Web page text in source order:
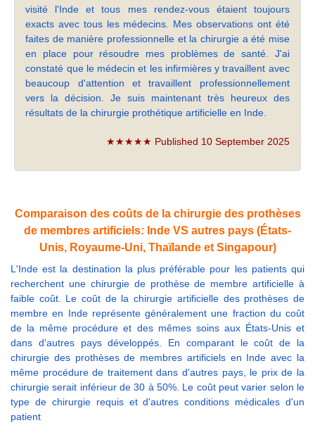
visité l'Inde et tous mes rendez-vous étaient toujours
exacts avec tous les médecins. Mes observations ont été
faites de manière professionnelle et la chirurgie a été mise
en place pour résoudre mes problèmes de santé. J'ai
constaté que le médecin et les infirmières y travaillent avec
beaucoup d'attention et travaillent professionnellement
vers la décision. Je suis maintenant très heureux des
résultats de la chirurgie prothétique artificielle en Inde.
★★★★★ Published 10 September 2025
Comparaison des coûts de la chirurgie des prothèses
de membres artificiels: Inde VS autres pays (États-
Unis, Royaume-Uni, Thaïlande et Singapour)
L'Inde est la destination la plus préférable pour les patients qui
recherchent une chirurgie de prothèse de membre artificielle à
faible coût. Le coût de la chirurgie artificielle des prothèses de
membre en Inde représente généralement une fraction du coût
de la même procédure et des mêmes soins aux États-Unis et
dans d'autres pays développés. En comparant le coût de la
chirurgie des prothèses de membres artificiels en Inde avec la
même procédure de traitement dans d'autres pays, le prix de la
chirurgie serait inférieur de 30 à 50%. Le coût peut varier selon le
type de chirurgie requis et d'autres conditions médicales d'un
patient